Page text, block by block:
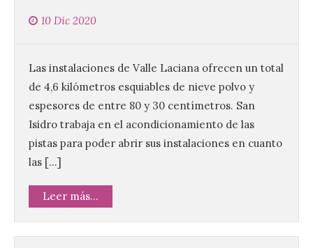
10 Dic 2020
Las instalaciones de Valle Laciana ofrecen un total
de 4,6 kilómetros esquiables de nieve polvo y
espesores de entre 80 y 30 centímetros. San
Isidro trabaja en el acondicionamiento de las
pistas para poder abrir sus instalaciones en cuanto
las […]
Leer más...